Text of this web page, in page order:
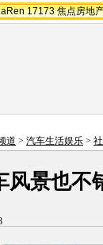
17173 焦点房地
道 > 汽车生活娱乐 >
风景也不